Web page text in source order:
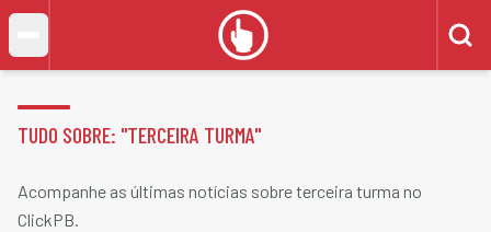
TUDO SOBRE: "TERCEIRA TURMA"
Acompanhe as últimas notícias sobre terceira turma no
ClickPB.